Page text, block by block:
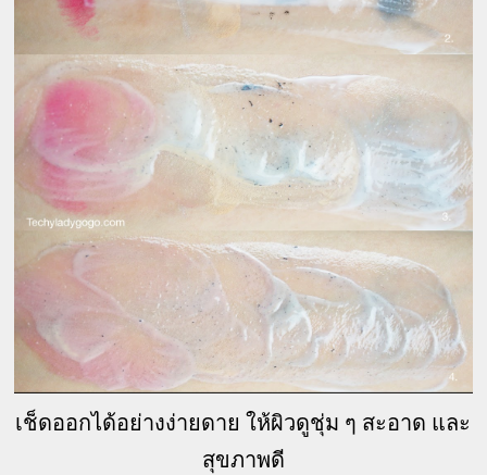
เช็ดออกได้อย่างง่ายดาย ให้ผิวดูชุ่ม ๆ สะอาด และ
สุขภาพดี